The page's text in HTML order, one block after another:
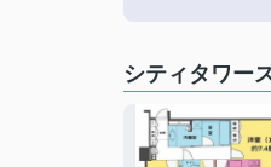
シティタワー